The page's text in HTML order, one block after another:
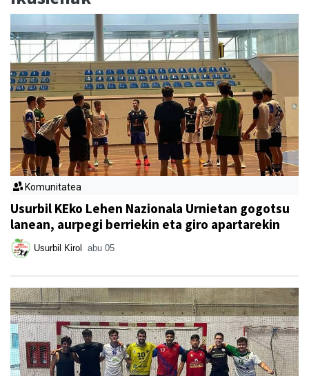
Komunitatea
Usurbil KEko Lehen Nazionala Urnietan gogotsu
lanean, aurpegi berriekin eta giro apartarekin
Usurbil Kirol abu 05